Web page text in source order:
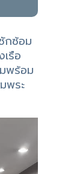
กซ้อม
รือ
พร้อม
พระ